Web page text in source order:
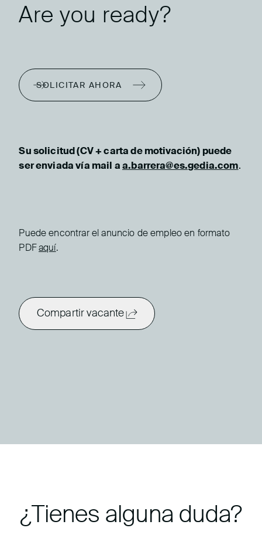
Are you ready?
SOLICITAR AHORA
Su solicitud (CV + carta de motivación) puede
ser enviada vía mail aa.barrera@es.gedia.com.
Puede encontrar el anuncio de empleo en formato
PDFaquí.
Compartir vacante
¿Tienes alguna duda?